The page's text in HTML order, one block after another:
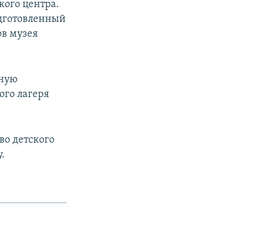
центра.
музея
лагеря
детского